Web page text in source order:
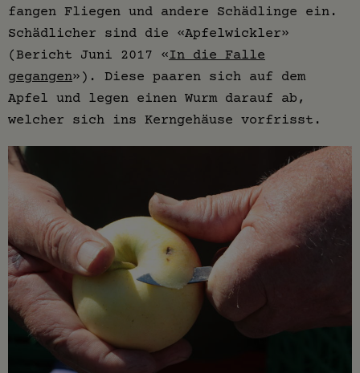
fangen Fliegen und andere Schädlinge ein.
Schädlicher sind die «Apfelwickler»
(Bericht Juni 2017 «In die Falle
gegangen»). Diese paaren sich auf dem
Apfel und legen einen Wurm darauf ab,
welcher sich ins Kerngehäuse vorfrisst.